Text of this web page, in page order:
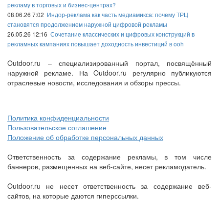
рекламу в торговых и бизнес-центрах?
08.06.26 7:02 Индор-реклама как часть медиамикса: почему ТРЦ
становятся продолжением наружной цифровой рекламы
26.05.26 12:16 Сочетание классических и цифровых конструкций в
рекламных кампаниях повышает доходность инвестиций в ooh
Outdoor.ru – специализированный портал, посвящённый
наружной рекламе. На Outdoor.ru регулярно публикуются
отраслевые новости, исследования и обзоры прессы.
Политика конфиденциальности
Пользовательское соглашение
Положение об обработке персональных данных
Ответственность за содержание рекламы, в том числе
баннеров, размещенных на веб-сайте, несет рекламодатель.
Outdoor.ru не несет ответственность за содержание веб-
сайтов, на которые даются гиперссылки.